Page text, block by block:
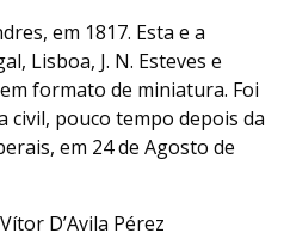
em 1817. Esta e a
Lisboa, J. N. Esteves e
formato de miniatura. Foi
pouco tempo depois da
em 24 de Agosto de
D’Avila Pérez